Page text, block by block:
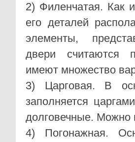
2) Филенчатая. Как
его деталей
элементы,
двери считаются
имеют множество
3) Царговая. В
заполняется
долговечные. Можно
4) Погонажная.